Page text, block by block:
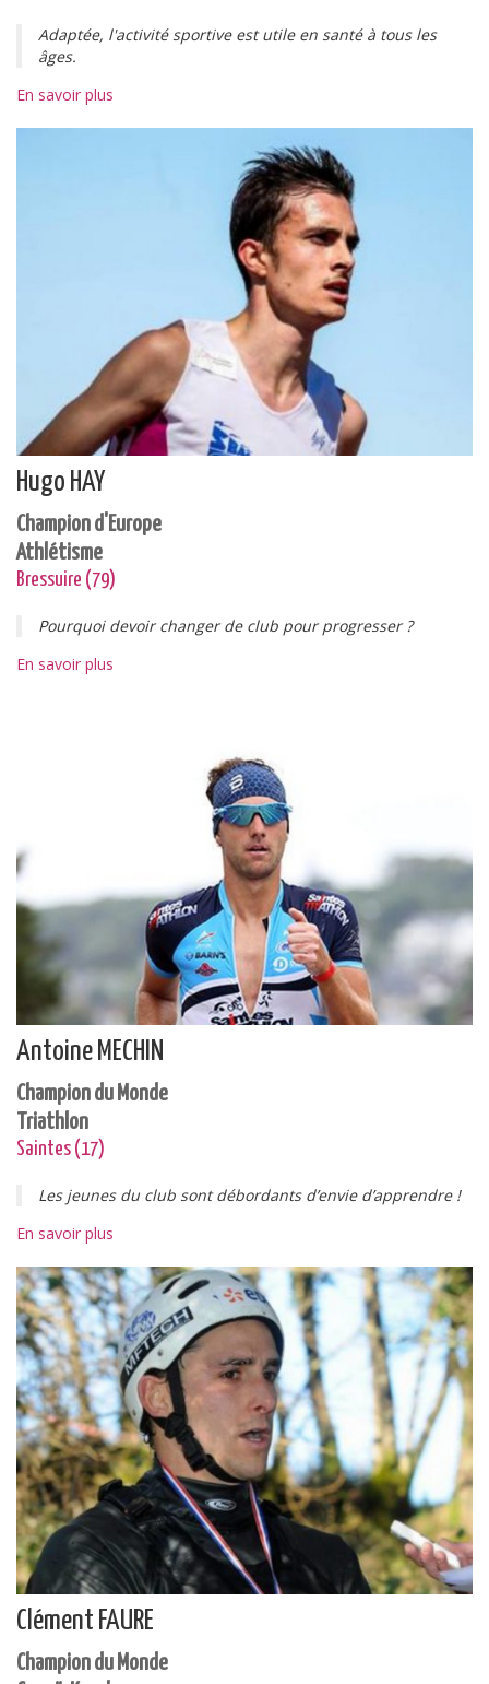
Adaptée, l'activité sportive est utile en santé à tous les
âges.
En savoir plus
Hugo HAY
Champion d'Europe
Athlétisme
Bressuire (79)
Pourquoi devoir changer de club pour progresser ?
En savoir plus
Antoine MECHIN
Champion du Monde
Triathlon
Saintes (17)
Les jeunes du club sont débordants d’envie d’apprendre !
En savoir plus
Clément FAURE
Champion du Monde